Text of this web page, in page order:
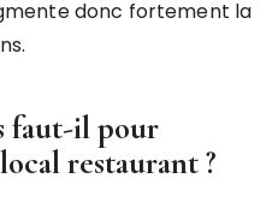
donc fortement la
faut-il pour
restaurant ?